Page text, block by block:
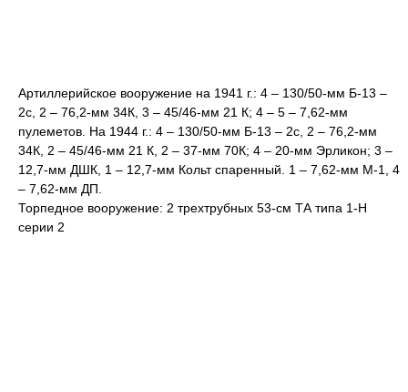
Артиллерийское вооружение на 1941 г.: 4 – 130/50-мм Б-13 –
2с, 2 – 76,2-мм 34К, 3 – 45/46-мм 21 К; 4 – 5 – 7,62-мм
пулеметов. На 1944 г.: 4 – 130/50-мм Б-13 – 2с, 2 – 76,2-мм
34К, 2 – 45/46-мм 21 К, 2 – 37-мм 70К; 4 – 20-мм Эрликон; 3 –
12,7-мм ДШК, 1 – 12,7-мм Кольт спаренный. 1 – 7,62-мм М-1, 4
– 7,62-мм ДП.
Торпедное вооружение: 2 трехтрубных 53-см ТА типа 1-Н
серии 2